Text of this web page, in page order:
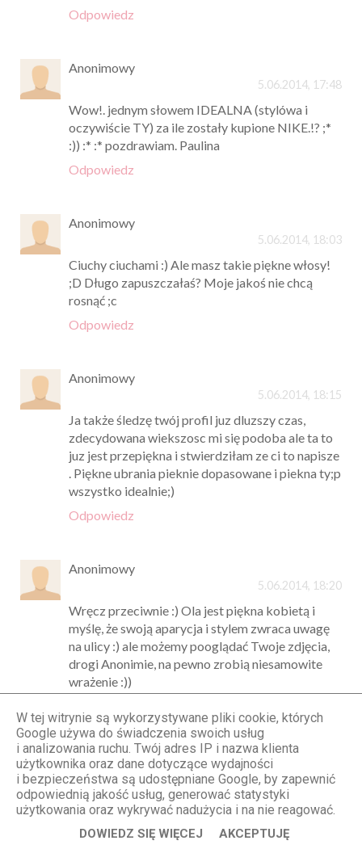
Odpowiedz
Anonimowy
5.06.2014, 17:48
Wow!. jednym słowem IDEALNA (stylówa i
oczywiście TY) za ile zostały kupione NIKE.!? ;*
:)) :* :* pozdrawiam. Paulina
Odpowiedz
Anonimowy
5.06.2014, 18:03
Ciuchy ciuchami :) Ale masz takie piękne włosy!
;D Długo zapuszczałaś? Moje jakoś nie chcą
rosnąć ;c
Odpowiedz
Anonimowy
5.06.2014, 18:15
Ja także śledzę twój profil juz dluzszy czas,
zdecydowana wiekszosc mi się podoba ale ta to
juz jest przepiękna i stwierdziłam ze ci to napisze
. Piękne ubrania pieknie dopasowane i piekna ty;p
wszystko idealnie;)
Odpowiedz
Anonimowy
5.06.2014, 18:20
Wręcz przeciwnie :) Ola jest piękna kobietą i
myślę, że swoją aparycja i stylem zwraca uwagę
na ulicy :) ale możemy pooglądać Twoje zdjęcia,
drogi Anonimie, na pewno zrobią niesamowite
wrażenie :))
sasskia
5.06.2014, 18:24
pięknie ;) Bluza idealnie do Ciebie pasuje ;)
torebka świetnie się zgrywa z całościa ;)
W tej witrynie są wykorzystywane pliki cookie, których
Google używa do świadczenia swoich usług
i analizowania ruchu. Twój adres IP i nazwa klienta
użytkownika oraz dane dotyczące wydajności
i bezpieczeństwa są udostępniane Google, by zapewnić
odpowiednią jakość usług, generować statystyki
użytkowania oraz wykrywać nadużycia i na nie reagować.
DOWIEDZ SIĘ WIĘCEJ AKCEPTUJĘ